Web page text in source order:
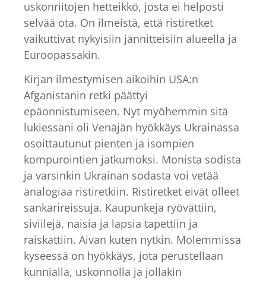
uskonriitojen hetteikkö, josta ei helposti
selvää ota. On ilmeistä, että ristiretket
vaikuttivat nykyisiin jännitteisiin alueella ja
Euroopassakin.
Kirjan ilmestymisen aikoihin USA:n
Afganistanin retki päättyi
epäonnistumiseen. Nyt myöhemmin sitä
lukiessani oli Venäjän hyökkäys Ukrainassa
osoittautunut pienten ja isompien
kompurointien jatkumoksi. Monista sodista
ja varsinkin Ukrainan sodasta voi vetää
analogiaa ristiretkiin. Ristiretket eivät olleet
sankarireissuja. Kaupunkeja ryövättiin,
siviilejä, naisia ja lapsia tapettiin ja
raiskattiin. Aivan kuten nytkin. Molemmissa
kyseessä on hyökkäys, jota perustellaan
kunnialla, uskonnolla ja jollakin